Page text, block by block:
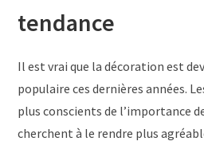
tendance
Il est vrai que la décoration est
populaire ces dernières années.
plus conscients de l’importance
cherchent à le rendre plus